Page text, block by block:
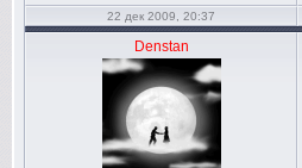
22 дек 2009, 20:37
Denstan